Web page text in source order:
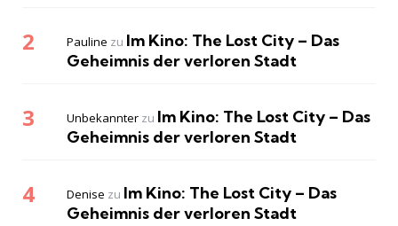
Pauline zu Im Kino: The Lost City – Das
Geheimnis der verloren Stadt
Unbekannter zu Im Kino: The Lost City – Das
Geheimnis der verloren Stadt
Denise zu Im Kino: The Lost City – Das
Geheimnis der verloren Stadt